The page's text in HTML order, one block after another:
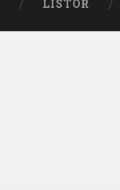
LISTOR